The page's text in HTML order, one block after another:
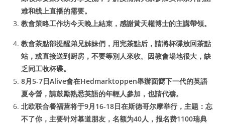
难和线上直播的需要。
教會策略工作坊今天晚上結束，感謝黃天權博士的主講帶領。
教會茶點部提醒弟兄姊妹們，用完茶點后，請將杯碟放回茶點
站，或直接送到厨房，不要等別人來收。因教會場地很大，缺
乏同工收杯碟。
8月5-7日Alive會在Hedmarktoppen舉辦面嚮下一代的英語
夏令營，請鼓勵熟悉英語的年輕人參加，也請代禱。
北欧联合餐福营将于9月16-18日在斯德哥尔摩举行，主题：忘
不了你，主要针对慕道朋友，名额为40人，报名费1100瑞典